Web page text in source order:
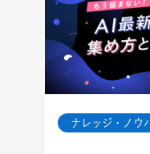
ナレッジ・ノウ